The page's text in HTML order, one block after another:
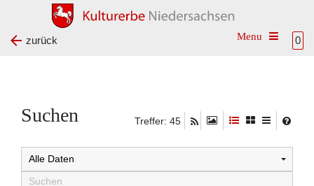
0
Toggle
zurück
Suchen Treffer: 45